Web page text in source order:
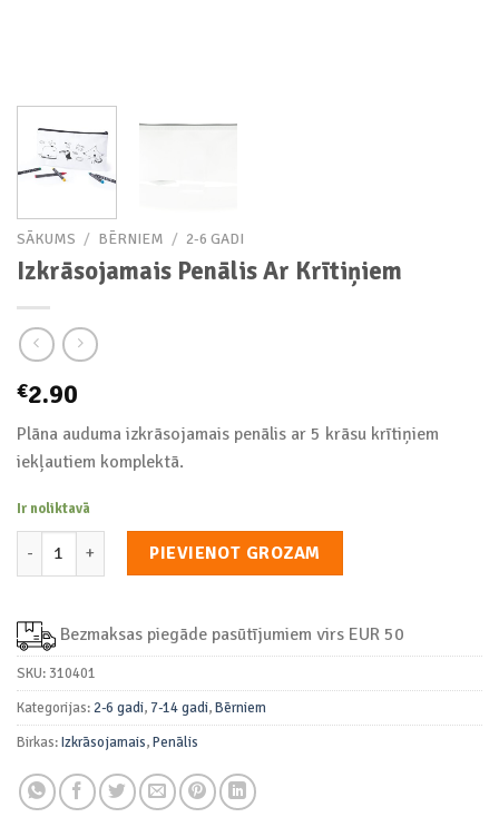
SĀKUMS / BĒRNIEM / 2-6 GADI
Izkrāsojamais Penālis Ar Krītiņiem
€2.90
Plāna auduma izkrāsojamais penālis ar 5 krāsu krītiņiem
iekļautiem komplektā.
Ir noliktavā
Izkrāsojamais Penālis Ar Krītiņiem daudzums
PIEVIENOT GROZAM
Bezmaksas piegāde pasūtījumiem virs EUR 50
SKU: 310401
Kategorijas: 2-6 gadi, 7-14 gadi,Bērniem
Birkas:Izkrāsojamais,Penālis